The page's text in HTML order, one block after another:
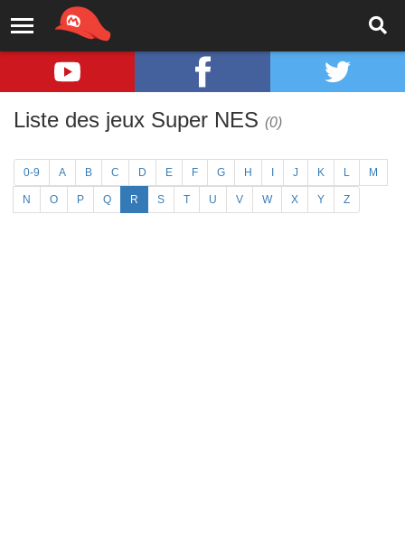
Liste des jeux Super NES (0)
0-9 A B C D E F G H J K L M
N O P Q R S T U V W X Y Z